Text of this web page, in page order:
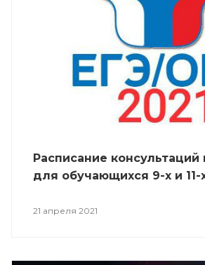
Расписание консультаций
для обучающихся 9-х и 11-
21 апреля 2021